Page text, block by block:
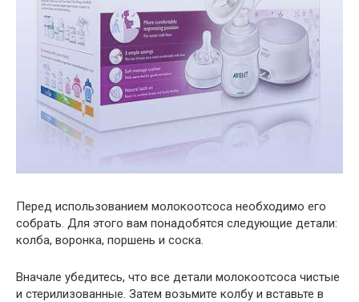
Перед использованием молокоотсоса необходимо его
собрать. Для этого вам понадобятся следующие детали:
колба, воронка, поршень и соска.
Вначале убедитесь, что все детали молокоотсоса чистые
и стерилизованные. Затем возьмите колбу и вставьте в